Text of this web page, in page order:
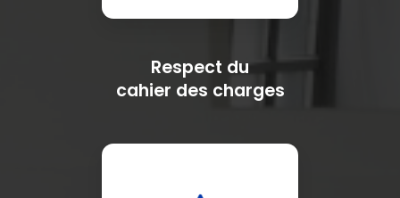
Respect du
cahier des charges